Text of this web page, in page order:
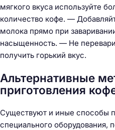
мягкого вкуса используйте
количество кофе. —
молока прямо при
насыщенность. — Не
получить горький вкус.
Альтернативные
приготовления
Существуют и иные способы
специального оборудования,
Н
а
й
т